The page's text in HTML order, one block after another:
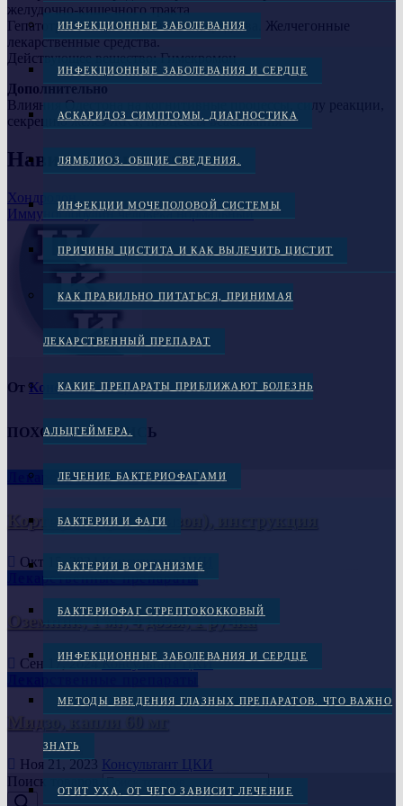
ИНФЕКЦИОННЫЕ ЗАБОЛЕВАНИЯ
ИНФЕКЦИОННЫЕ ЗАБОЛЕВАНИЯ И СЕРДЦЕ
АСКАРИДОЗ СИМПТОМЫ, ДИАГНОСТИКА
ЛЯМБЛИОЗ. ОБЩИЕ СВЕДЕНИЯ.
ИНФЕКЦИИ МОЧЕПОЛОВОЙ СИСТЕМЫ
ПРИЧИНЫ ЦИСТИТА И КАК ВЫЛЕЧИТЬ ЦИСТИТ
КАК ПРАВИЛЬНО ПИТАТЬСЯ, ПРИНИМАЯ
ЛЕКАРСТВЕННЫЙ ПРЕПАРАТ
КАКИЕ ПРЕПАРАТЫ ПРИБЛИЖАЮТ БОЛЕЗНЬ
АЛЬЦГЕЙМЕРА.
ЛЕЧЕНИЕ БАКТЕРИОФАГАМИ
БАКТЕРИИ И ФАГИ
БАКТЕРИИ В ОРГАНИЗМЕ
БАКТЕРИОФАГ СТРЕПТОКОККОВЫЙ
ИНФЕКЦИОННЫЕ ЗАБОЛЕВАНИЯ И СЕРДЦЕ
МЕТОДЫ ВВЕДЕНИЯ ГЛАЗНЫХ ПРЕПАРАТОВ. ЧТО ВАЖНО
ЗНАТЬ
ОТИТ УХА. ОТ ЧЕГО ЗАВИСИТ ЛЕЧЕНИЕ
желудочно-кишечного тракта
Гепатотропные, лекарственные средства. Желчегонные
лекарственные средства.
Действующее вещество: Гимекромон
Дополнительно
Влияния Одестона на когнитивные процессы, силу реакции,
секрецию желез ЖКТ, процессы всасывания
Навигация по записям
Хондролон
Иммуноглобулин человека нормальный
ОтКонсультант ЦКИ
ПОХОЖАЯ ЗАПИСЬ
Лекарственные препараты
Кортеф (гидрокортизон), инструкция
Окт 15, 2024Консультант ЦКИ
Лекарственные препараты
Оземпик, 1 мг, 4 дозы, 1 ручка
Сен 17, 2024Консультант ЦКИ
Мидзо, капли 60 мг
Ноя 21, 2023 Консультант ЦКИ
Поиск товаров